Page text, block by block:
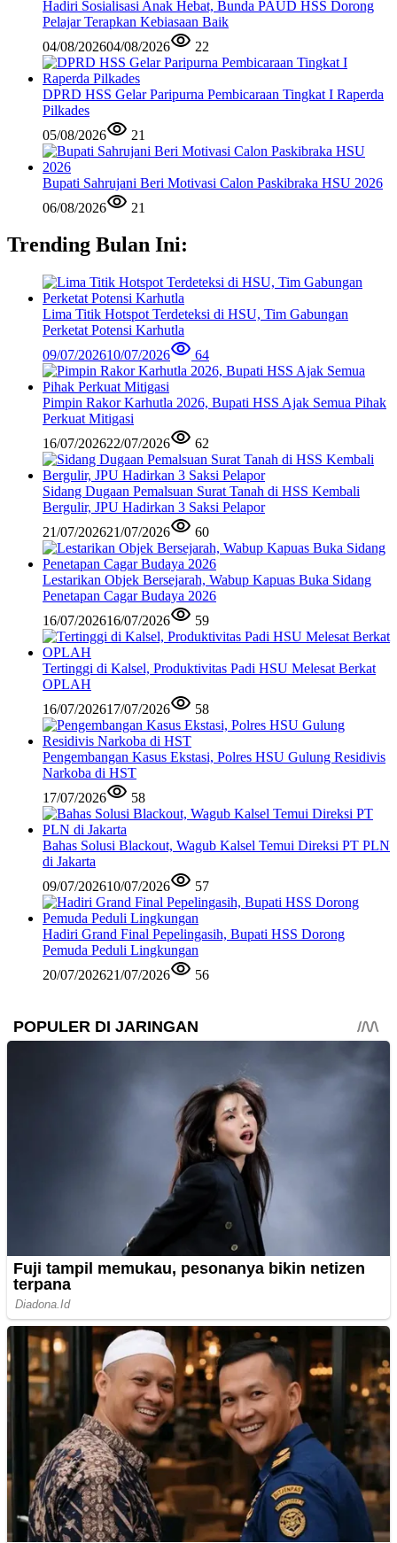
Hadiri Sosialisasi Anak Hebat, Bunda PAUD HSS Dorong
Pelajar Terapkan Kebiasaan Baik
04/08/202604/08/2026 22
DPRD HSS Gelar Paripurna Pembicaraan Tingkat I Raperda
Pilkades
05/08/2026
21
Bupati Sahrujani Beri Motivasi Calon Paskibraka HSU 2026
06/08/2026
21
Trending Bulan Ini:
Lima Titik Hotspot Terdeteksi di HSU, Tim Gabungan
Perketat Potensi Karhutla
09/07/202610/07/2026 64
Pimpin Rakor Karhutla 2026, Bupati HSS Ajak Semua Pihak
Perkuat Mitigasi
16/07/202622/07/2026 62
Sidang Dugaan Pemalsuan Surat Tanah di HSS Kembali
Bergulir, JPU Hadirkan 3 Saksi Pelapor
21/07/202621/07/2026 60
Lestarikan Objek Bersejarah, Wabup Kapuas Buka Sidang
Penetapan Cagar Budaya 2026
16/07/202616/07/2026 59
Tertinggi di Kalsel, Produktivitas Padi HSU Melesat Berkat
OPLAH
16/07/202617/07/2026 58
Pengembangan Kasus Ekstasi, Polres HSU Gulung Residivis
Narkoba di HST
17/07/2026
58
Bahas Solusi Blackout, Wagub Kalsel Temui Direksi PT PLN
di Jakarta
09/07/202610/07/2026 57
Hadiri Grand Final Pepelingasih, Bupati HSS Dorong
Pemuda Peduli Lingkungan
20/07/202621/07/2026 56